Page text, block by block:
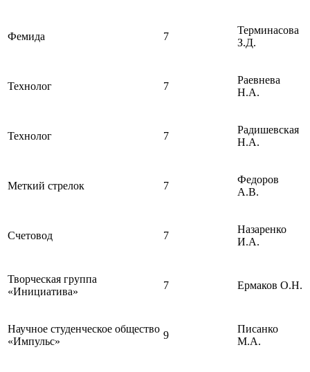
Фемида 7
Терминасова
З.Д.
Технолог 7
Раевнева
Н.А.
Технолог 7
Радишевская
Н.А.
Меткий стрелок 7
Федоров
А.В.
Счетовод 7
Назаренко
И.А.
Творческая группа
«Инициатива»
7 Ермаков О.Н.
Научное студенческое общество
«Импульс»
9
Писанко
М.А.